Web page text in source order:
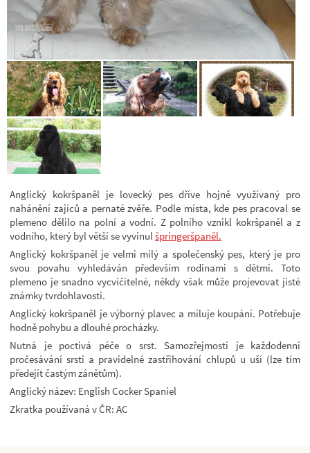
Anglický kokršpaněl je lovecký pes dříve hojně využívaný pro
nahánění zajíců a pernaté zvěře. Podle místa, kde pes pracoval se
plemeno dělilo na polní a vodní. Z polního vznikl kokršpaněl a z
vodního, který byl větší se vyvinul špringeršpaněl.
Anglický kokršpaněl je velmi milý a společenský pes, který je pro
svou povahu vyhledáván především rodinami s dětmi. Toto
plemeno je snadno vycvičitelné, někdy však může projevovat jisté
známky tvrdohlavosti.
Anglický kokršpaněl je výborný plavec a miluje koupání. Potřebuje
hodně pohybu a dlouhé procházky.
Nutná je poctivá péče o srst. Samozřejmostí je každodenní
pročesávání srsti a pravidelné zastřihování chlupů u uší (lze tím
předejít častým zánětům).
Anglický název: English Cocker Spaniel
Zkratka používaná v ČR: AC